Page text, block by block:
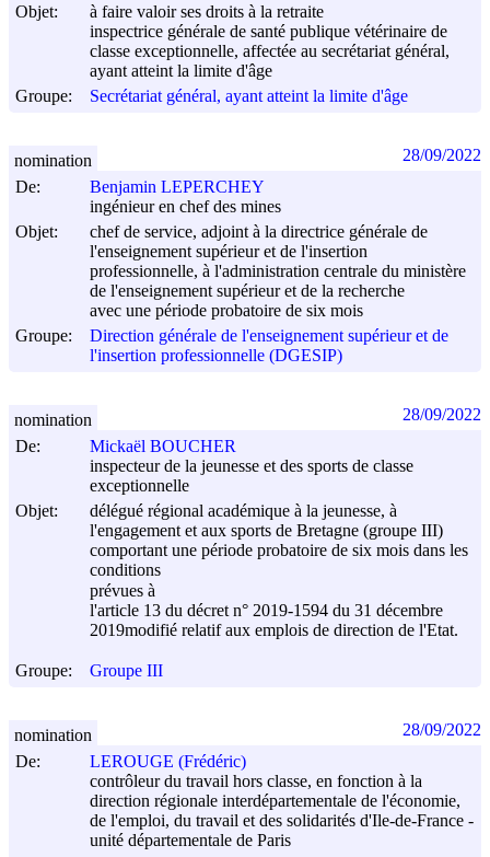
Objet:
à faire valoir ses droits à la retraite
inspectrice générale de santé publique vétérinaire de
classe exceptionnelle, affectée au secrétariat général,
ayant atteint la limite d'âge
Groupe:
Secrétariat général, ayant atteint la limite d'âge
De:
Benjamin LEPERCHEY
ingénieur en chef des mines
Objet:
chef de service, adjoint à la directrice générale de
l'enseignement supérieur et de l'insertion
professionnelle, à l'administration centrale du ministère
de l'enseignement supérieur et de la recherche
avec une période probatoire de six mois
Groupe:
Direction générale de l'enseignement supérieur et de
l'insertion professionnelle (DGESIP)
nomination 28/09/2022
De:
Mickaël BOUCHER
inspecteur de la jeunesse et des sports de classe
exceptionnelle
Objet:
délégué régional académique à la jeunesse, à
l'engagement et aux sports de Bretagne (groupe III)
comportant une période probatoire de six mois dans les
conditions
prévues à
l'article 13 du décret n° 2019-1594 du 31 décembre
2019modifié relatif aux emplois de direction de l'Etat.
Groupe: Groupe III
nomination 28/09/2022
De:
LEROUGE (Frédéric)
contrôleur du travail hors classe, en fonction à la
direction régionale interdépartementale de l'économie,
de l'emploi, du travail et des solidarités d'Ile-de-France -
unité départementale de Paris
nomination 28/09/2022